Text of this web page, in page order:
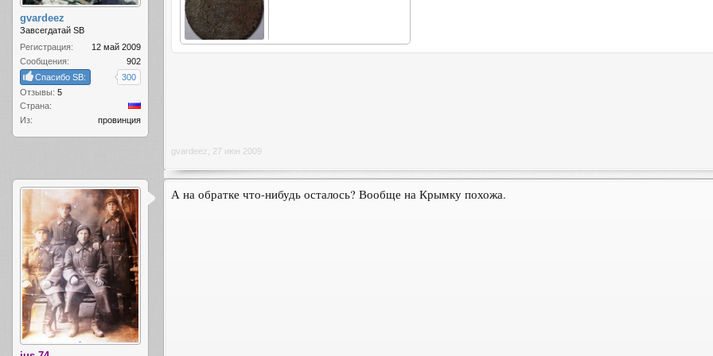
gvardeez
Завсегдатай SB
Регистрация:
12 май 2009
Сообщения:
902
Спасибо SB:
300
Отзывы: 5
Страна:
Из:
провинция
gvardeez 27 июн 2009
А на обратке что-нибудь осталось? Вообще на Крымку похожа.